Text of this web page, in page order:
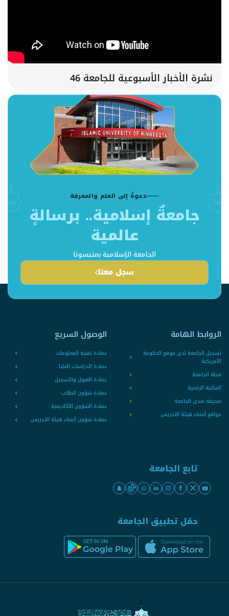
نشرة الأخبار الأسبوعية للجامعة 46
دعوةٌ إلى العلم والمعرفة
جامعةٌ إسلامية.. برسالةٍ
عالمية
الجامعة الإسلامية بمنيسوتا
سجل معنا
الروابط الهامة
تسجيل الجامعة لدى موقع الحكومة
الامريكية
مجلة الجامعة
المكتبة الرقمية
صحيفة صدى الجامعة
مواقع أعضاء هيئة التدريس
الوصول السريع
عمادة تقنية المعلومات
عمادة الدراسات العليا
عمادة القبول والتسجيل
عمادة شؤون الطلاب
عمادة الشؤون الأكاديمية
عمادة شؤون أعضاء هيئة التدريس
تابع الجامعة
حمّل تطبيق الجامعة